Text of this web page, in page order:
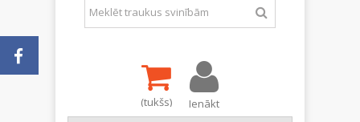
(tukšs) Ienākt